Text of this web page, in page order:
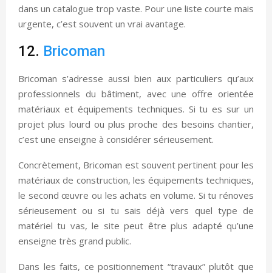
dans un catalogue trop vaste. Pour une liste courte mais
urgente, c’est souvent un vrai avantage.
12. Bricoman
Bricoman s’adresse aussi bien aux particuliers qu’aux
professionnels du bâtiment, avec une offre orientée
matériaux et équipements techniques. Si tu es sur un
projet plus lourd ou plus proche des besoins chantier,
c’est une enseigne à considérer sérieusement.
Concrètement, Bricoman est souvent pertinent pour les
matériaux de construction, les équipements techniques,
le second œuvre ou les achats en volume. Si tu rénoves
sérieusement ou si tu sais déjà vers quel type de
matériel tu vas, le site peut être plus adapté qu’une
enseigne très grand public.
Dans les faits, ce positionnement “travaux” plutôt que